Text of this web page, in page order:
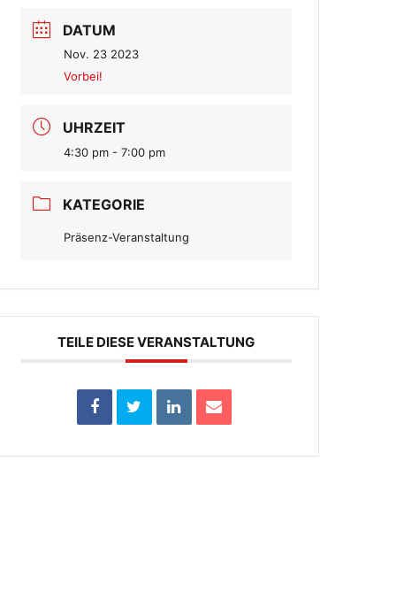
DATUM
Nov. 23 2023
Vorbei!
UHRZEIT
4:30 pm - 7:00 pm
KATEGORIE
Präsenz-Veranstaltung
TEILE DIESE VERANSTALTUNG